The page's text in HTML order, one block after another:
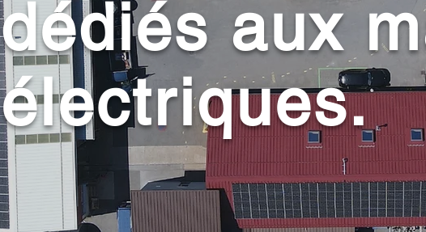
dédiés aux
électriques.